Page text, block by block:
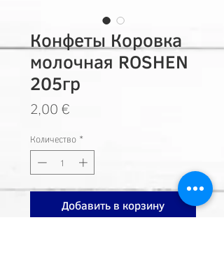
Конфеты Коровка
молочная ROSHEN
205гр
2,00 €
Количество *
Добавить в корзину